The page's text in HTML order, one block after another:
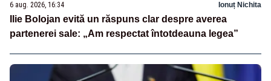
6 aug. 2026, 16:34 Ionuț Nichita
Ilie Bolojan evită un răspuns clar despre averea
partenerei sale: „Am respectat întotdeauna legea”